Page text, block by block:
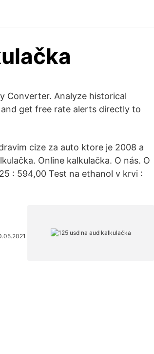
Converter. Analyze historical
get free rate alerts directly to
cize za auto ktore je 2008 a
Online kalkulačka. O nás. O
: 594,00 Test na ethanol v krvi :